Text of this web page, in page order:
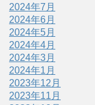
2024年7月
2024年6月
2024年5月
2024年4月
2024年3月
2024年1月
2023年12月
2023年11月